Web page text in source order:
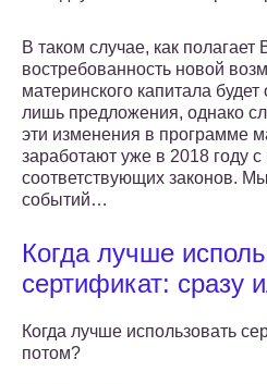
В таком случае, как
востребованность новой
материнского капитала
лишь предложения, однако
эти изменения в программе
заработают уже в 2018 году
соответствующих законов.
событий…
Когда лучше
сертификат: сразу
Когда лучше использовать
потом?